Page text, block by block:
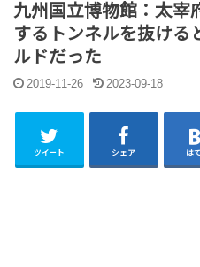
九州国立博物館：太宰
するトンネルを抜ける
ルドだった
2019-11-26 2023-09-18
ツイート シェア は